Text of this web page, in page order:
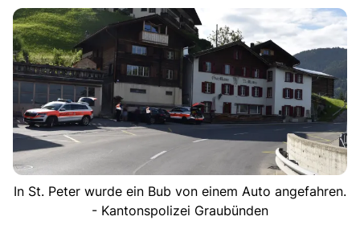
In St. Peter wurde ein Bub von einem Auto angefahren.
- Kantonspolizei Graubünden